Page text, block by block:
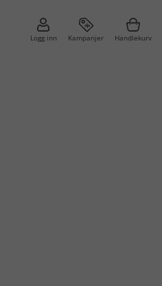
Logg inn Kampanjer Handlekurv